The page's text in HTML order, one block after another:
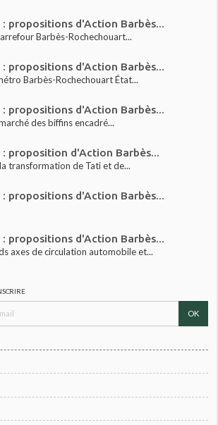
: propositions d'Action Barbès...
Barbès-Rochechouart...
: propositions d'Action Barbès...
Barbès-Rochechouart État...
: propositions d'Action Barbès...
des biffins encadré...
: proposition d'Action Barbès...
transformation de Tati et de...
: propositions d'Action Barbès...
: propositions d'Action Barbès...
axes de circulation automobile et...